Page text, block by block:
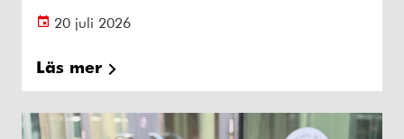
20 juli 2026
Läs mer